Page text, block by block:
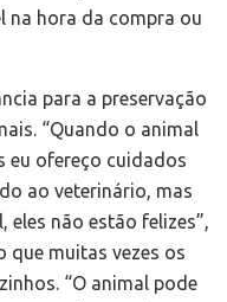
na hora da compra ou
para a preservação
“Quando o animal
eu ofereço cuidados
ao veterinário, mas
eles não estão felizes”,
que muitas vezes os
“O animal pode